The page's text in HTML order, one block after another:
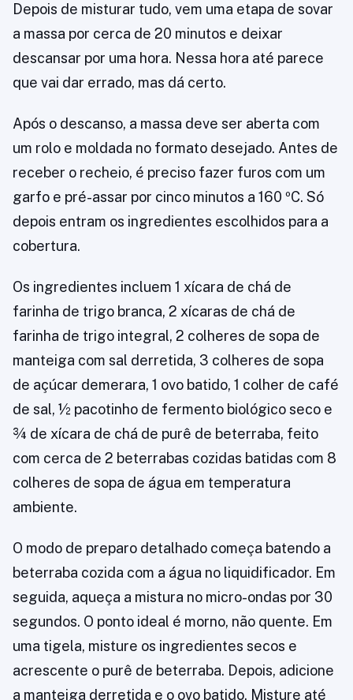
Depois de misturar tudo, vem uma etapa de sovar
a massa por cerca de 20 minutos e deixar
descansar por uma hora. Nessa hora até parece
que vai dar errado, mas dá certo.
Após o descanso, a massa deve ser aberta com
um rolo e moldada no formato desejado. Antes de
receber o recheio, é preciso fazer furos com um
garfo e pré-assar por cinco minutos a 160 ºC. Só
depois entram os ingredientes escolhidos para a
cobertura.
Os ingredientes incluem 1 xícara de chá de
farinha de trigo branca, 2 xícaras de chá de
farinha de trigo integral, 2 colheres de sopa de
manteiga com sal derretida, 3 colheres de sopa
de açúcar demerara, 1 ovo batido, 1 colher de café
de sal, ½ pacotinho de fermento biológico seco e
¾ de xícara de chá de purê de beterraba, feito
com cerca de 2 beterrabas cozidas batidas com 8
colheres de sopa de água em temperatura
ambiente.
O modo de preparo detalhado começa batendo a
beterraba cozida com a água no liquidificador. Em
seguida, aqueça a mistura no micro-ondas por 30
segundos. O ponto ideal é morno, não quente. Em
uma tigela, misture os ingredientes secos e
acrescente o purê de beterraba. Depois, adicione
a manteiga derretida e o ovo batido. Misture até